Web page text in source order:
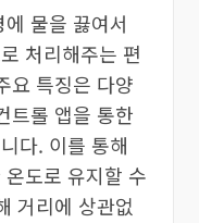
물을 끓여서
처리해주는 편
요 특징은 다양
트롤 앱을 통한
다. 이를 통해
도로 유지할 수
거리에 상관없